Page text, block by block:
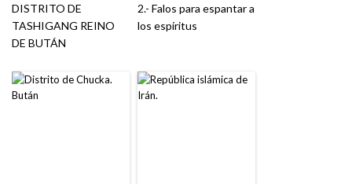
DISTRITO DE
TASHIGANG REINO
DE BUTÁN
2.- Falos para espantar a
los espíritus